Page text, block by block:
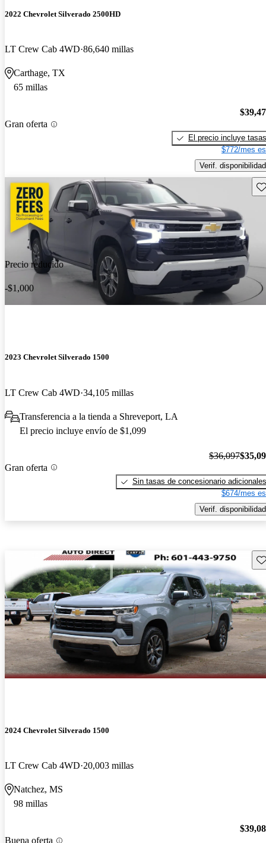
2022 Chevrolet Silverado 2500HD
LT Crew Cab 4WD 86,640 millas
Carthage, TX
65 millas
Gran oferta
El precio incluye tasas
$772/mes
Verif. disponibilidad
Precio reducido
-$1,000
2023 Chevrolet Silverado 1500
LT Crew Cab 4WD 34,105 millas
Transferencia a la tienda a Shreveport, LA
El precio incluye envío de $1,099
Gran oferta
$36,097
Sin tasas de concesionario adicionales
$674/mes
Verif. disponibilidad
2024 Chevrolet Silverado 1500
LT Crew Cab 4WD 20,003 millas
Natchez, MS
98 millas
Buena oferta